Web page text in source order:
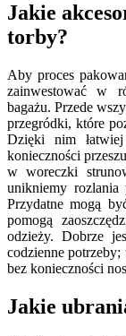
Jakie
torby?
Aby proces
zainwestować w
bagażu. Przede
przegródki, które
Dzięki nim łatwiej
konieczności
w woreczki
unikniemy rozlania
Przydatne mogą
pomogą
odzieży. Dobrze
codzienne
bez konieczności
Jakie